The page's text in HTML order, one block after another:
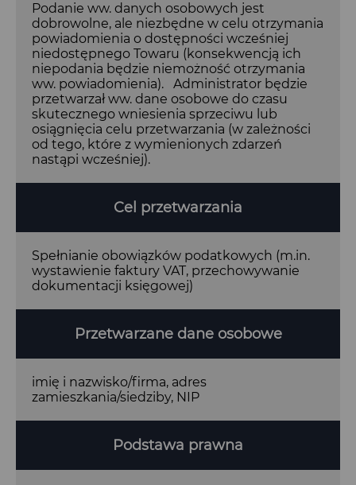
Podanie ww. danych osobowych jest
dobrowolne, ale niezbędne w celu otrzymania
powiadomienia o dostępności wcześniej
niedostępnego Towaru (konsekwencją ich
niepodania będzie niemożność otrzymania
ww. powiadomienia). Administrator będzie
przetwarzał ww. dane osobowe do czasu
skutecznego wniesienia sprzeciwu lub
osiągnięcia celu przetwarzania (w zależności
od tego, które z wymienionych zdarzeń
nastąpi wcześniej).
Cel przetwarzania
Spełnianie obowiązków podatkowych (m.in.
wystawienie faktury VAT, przechowywanie
dokumentacji księgowej)
Przetwarzane dane osobowe
imię i nazwisko/firma, adres
zamieszkania/siedziby, NIP
Podstawa prawna